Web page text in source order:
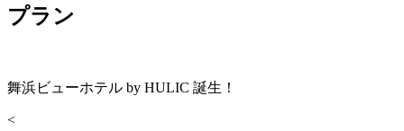
プラン
舞浜ビューホテル by HULIC 誕生！
<